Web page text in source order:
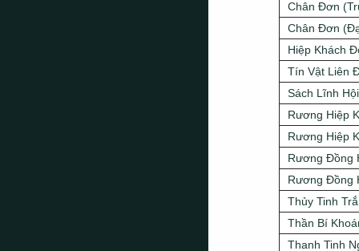
Chân Đơn
Chân Đơn
Hiệp Khách
Tín Vật Liên
Sách Lĩnh Hội
Rương Hiệp
Rương Hiệp
Rương Đồng
Rương Đồng
Thủy Tinh
Thần Bí
Thanh Tinh